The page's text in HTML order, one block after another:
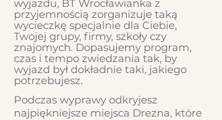
wyjazdu, BT Wrocławianka z
przyjemnością zorganizuje taką
wycieczkę specjalnie dla Ciebie,
Twojej grupy, firmy, szkoły czy
znajomych. Dopasujemy program,
czas i tempo zwiedzania tak, by
wyjazd był dokładnie taki, jakiego
potrzebujesz.​
Podczas wyprawy odkryjesz
najpiękniejsze miejsca Drezna, które